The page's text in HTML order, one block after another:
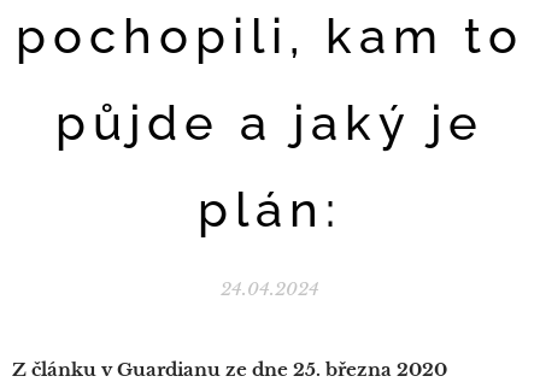
pochopili, kam to
půjde a jaký je
plán:
24.04.2024
Z článku v Guardianu ze dne 25. března 2020